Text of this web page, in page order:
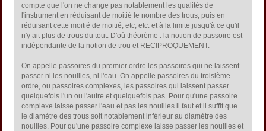
compte que l'on ne change pas notablement les qualités de
l'instrument en réduisant de moitié le nombre des trous, puis en
réduisant cette moitié de moitié, etc, etc. et à la limite jusqu'à ce qu'il
n'y ait plus de trous du tout. D'où théorème : la notion de passoire est
indépendante de la notion de trou et RECIPROQUEMENT.
On appelle passoires du premier ordre les passoires qui ne laissent
passer ni les nouilles, ni l'eau. On appelle passoires du troisième
ordre, ou passoires complexes, les passoires qui laissent passer
quelquefois l'un ou l'autre et quelquefois pas. Pour qu'une passoire
complexe laisse passer l'eau et pas les nouilles il faut et il suffit que
le diamètre des trous soit notablement inférieur au diamètre des
nouilles. Pour qu'une passoire complexe laisse passer les nouilles et